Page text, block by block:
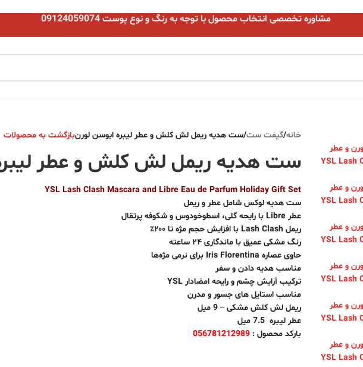
مشاوره تخصصی انتخاب محصول با توجه به رنگ و نوع پوست 09124059074
خانه/گیفت ست/ست هدیه ریمل لش کلش و عطر لیبره ایوسن لورنبازگشت به محصولات
ست هدیه ریمل لش کلش و عطر
YSL Lash Clash Mascara and Libre Eau de Parfum Holiday Gift Set
ست هدیه لوکس شامل عطر و ریمل
عطر Libre با رایحه گلی، اسطوخودوس و شکوفه پرتقال
ریمل Lash Clash با افزایش حجم مژه تا ۲۰۰٪
رنگ مشکی عمیق با ماندگاری ۲۴ ساعته
حاوی عصاره Iris Florentina برای نرمی مژه‌ها
مناسب هدیه دادن و سفر
ترکیب آرایش چشم و رایحه امضادار YSL
مناسب استایل های جسور و مدرن
ریمل لش کلش مشکی – 9 میل
عطر لیبره 7.5 میل
بارکد محصول :056781212989